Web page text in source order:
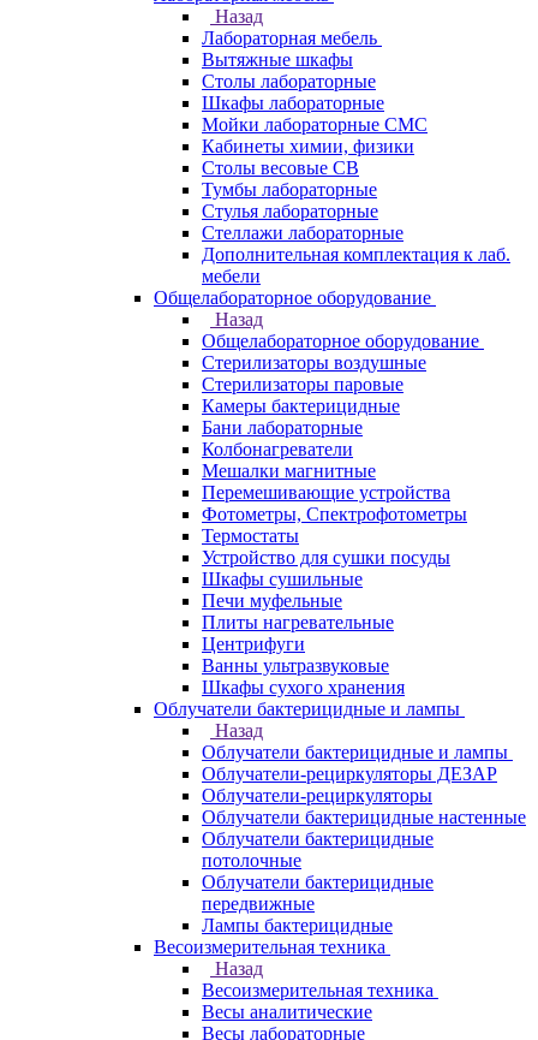
Назад
Лабораторная мебель
Вытяжные шкафы
Столы лабораторные
Шкафы лабораторные
Мойки лабораторные СМС
Кабинеты химии, физики
Столы весовые СВ
Тумбы лабораторные
Стулья лабораторные
Стеллажи лабораторные
Дополнительная комплектация к лаб.
мебели
Общелабораторное оборудование
Назад
Общелабораторное оборудование
Стерилизаторы воздушные
Стерилизаторы паровые
Камеры бактерицидные
Бани лабораторные
Колбонагреватели
Мешалки магнитные
Перемешивающие устройства
Фотометры, Спектрофотометры
Термостаты
Устройство для сушки посуды
Шкафы сушильные
Печи муфельные
Плиты нагревательные
Центрифуги
Ванны ультразвуковые
Шкафы сухого хранения
Облучатели бактерицидные и лампы
Назад
Облучатели бактерицидные и лампы
Облучатели-рециркуляторы ДЕЗАР
Облучатели-рециркуляторы
Облучатели бактерицидные настенные
Облучатели бактерицидные
потолочные
Облучатели бактерицидные
передвижные
Лампы бактерицидные
Весоизмерительная техника
Назад
Весоизмерительная техника
Весы аналитические
Весы лабораторные